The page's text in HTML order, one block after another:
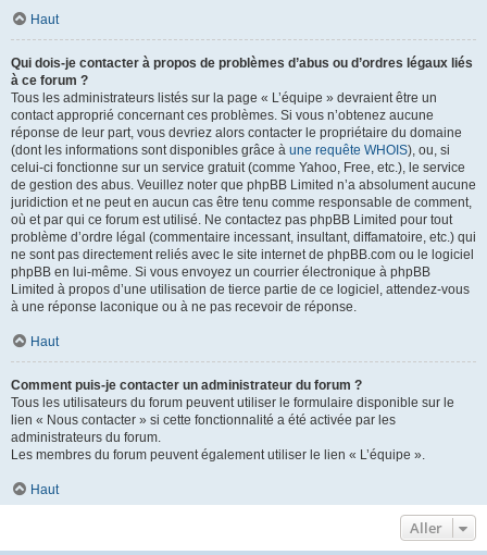
Haut
Qui dois-je contacter à propos de problèmes d’abus ou d’ordres légaux liés
à ce forum ?
Tous les administrateurs listés sur la page « L’équipe » devraient être un
contact approprié concernant ces problèmes. Si vous n’obtenez aucune
réponse de leur part, vous devriez alors contacter le propriétaire du domaine
(dont les informations sont disponibles grâce à une requête WHOIS), ou, si
celui-ci fonctionne sur un service gratuit (comme Yahoo, Free, etc.), le service
de gestion des abus. Veuillez noter que phpBB Limited n’a absolument aucune
juridiction et ne peut en aucun cas être tenu comme responsable de comment,
où et par qui ce forum est utilisé. Ne contactez pas phpBB Limited pour tout
problème d’ordre légal (commentaire incessant, insultant, diffamatoire, etc.) qui
ne sont pas directement reliés avec le site internet de phpBB.com ou le logiciel
phpBB en lui-même. Si vous envoyez un courrier électronique à phpBB
Limited à propos d’une utilisation de tierce partie de ce logiciel, attendez-vous
à une réponse laconique ou à ne pas recevoir de réponse.
Haut
Comment puis-je contacter un administrateur du forum ?
Tous les utilisateurs du forum peuvent utiliser le formulaire disponible sur le
lien « Nous contacter » si cette fonctionnalité a été activée par les
administrateurs du forum.
Les membres du forum peuvent également utiliser le lien « L’équipe ».
Haut
Aller